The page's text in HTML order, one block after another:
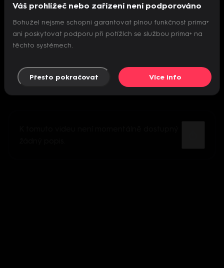
Nepodařilo se inicializovat přehrávač
Váš prohlížeč nebo zařízení není podporováno
Bohužel nejsme schopni garantovat plnou funkčnost prima+
ani poskytovat podporu při potížích se službou prima+ na
těchto systémech.
Přesto pokračovat Více info